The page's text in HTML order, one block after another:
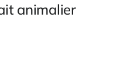
animalier